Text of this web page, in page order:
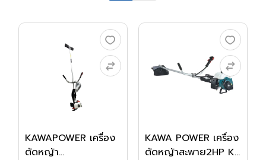
KAWAPOWER เครื่อง
ตัดหญ้า
KAWA POWER เครื่อง
ตัดหญ้าสะพาย2HP K...